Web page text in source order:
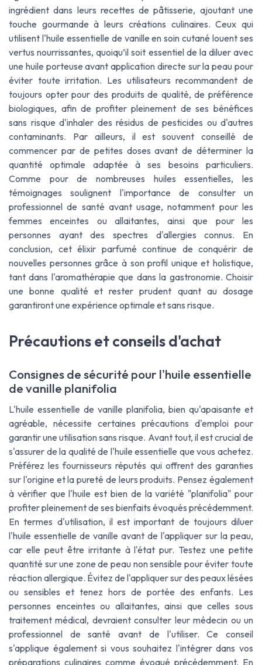
ingrédient dans leurs recettes de pâtisserie, ajoutant une
touche gourmande à leurs créations culinaires. Ceux qui
utilisent l'huile essentielle de vanille en soin cutané louent ses
vertus nourrissantes, quoiqu’il soit essentiel de la diluer avec
une huile porteuse avant application directe sur la peau pour
éviter toute irritation. Les utilisateurs recommandent de
toujours opter pour des produits de qualité, de préférence
biologiques, afin de profiter pleinement de ses bénéfices
sans risque d'inhaler des résidus de pesticides ou d'autres
contaminants. Par ailleurs, il est souvent conseillé de
commencer par de petites doses avant de déterminer la
quantité optimale adaptée à ses besoins particuliers.
Comme pour de nombreuses huiles essentielles, les
témoignages soulignent l'importance de consulter un
professionnel de santé avant usage, notamment pour les
femmes enceintes ou allaitantes, ainsi que pour les
personnes ayant des spectres d'allergies connus. En
conclusion, cet élixir parfumé continue de conquérir de
nouvelles personnes grâce à son profil unique et holistique,
tant dans l'aromathérapie que dans la gastronomie. Choisir
une bonne qualité et rester prudent quant au dosage
garantiront une expérience optimale et sans risque.
Précautions et conseils d'achat
Consignes de sécurité pour l'huile essentielle
de vanille planifolia
L'huile essentielle de vanille planifolia, bien qu'apaisante et
agréable, nécessite certaines précautions d'emploi pour
garantir une utilisation sans risque. Avant tout, il est crucial de
s'assurer de la qualité de l'huile essentielle que vous achetez.
Préférez les fournisseurs réputés qui offrent des garanties
sur l'origine et la pureté de leurs produits. Pensez également
à vérifier que l'huile est bien de la variété "planifolia" pour
profiter pleinement de ses bienfaits évoqués précédemment.
En termes d'utilisation, il est important de toujours diluer
l'huile essentielle de vanille avant de l'appliquer sur la peau,
car elle peut être irritante à l'état pur. Testez une petite
quantité sur une zone de peau non sensible pour éviter toute
réaction allergique. Évitez de l'appliquer sur des peaux lésées
ou sensibles et tenez hors de portée des enfants. Les
personnes enceintes ou allaitantes, ainsi que celles sous
traitement médical, devraient consulter leur médecin ou un
professionnel de santé avant de l'utiliser. Ce conseil
s'applique également si vous souhaitez l'intégrer dans vos
préparations culinaires comme évoqué précédemment. En